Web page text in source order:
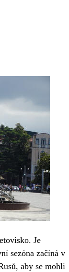
Je
sezóna začíná v
aby se mohli